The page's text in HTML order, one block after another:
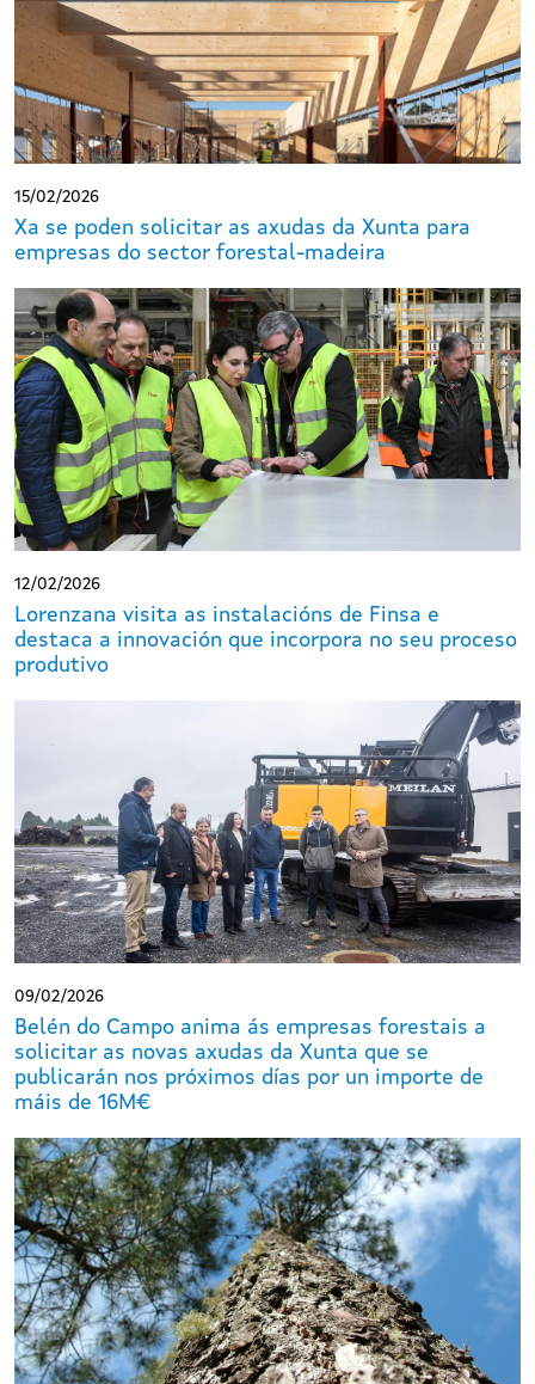
15/02/2026
Xa se poden solicitar as axudas da Xunta para
empresas do sector forestal-madeira
12/02/2026
Lorenzana visita as instalacións de Finsa e
destaca a innovación que incorpora no seu proceso
produtivo
09/02/2026
Belén do Campo anima ás empresas forestais a
solicitar as novas axudas da Xunta que se
publicarán nos próximos días por un importe de
máis de 16M€